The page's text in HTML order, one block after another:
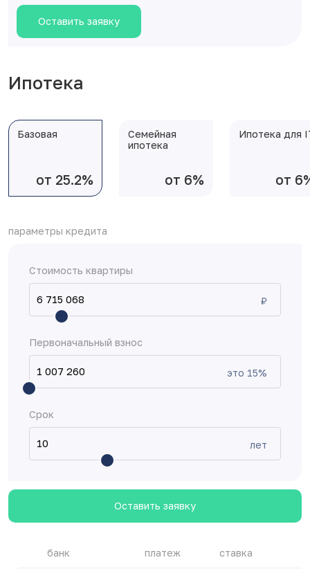
Оставить заявку
Ипотека
Базовая
от 25.2%
Семейная
ипотека
от 6%
Ипотека для
от
параметры кредита
Стоимость квартиры
₽
Первоначальный взнос
это 15%
Срок
лет
Оставить заявку
банк платеж ставка